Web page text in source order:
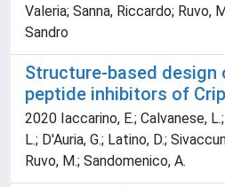
Valeria; Sanna, Riccardo; Ruvo,
Sandro
Structure-based design
peptide inhibitors of
2020 Iaccarino, E.; Calvanese,
L.; D'Auria, G.; Latino, D.;
Ruvo, M.; Sandomenico, A.